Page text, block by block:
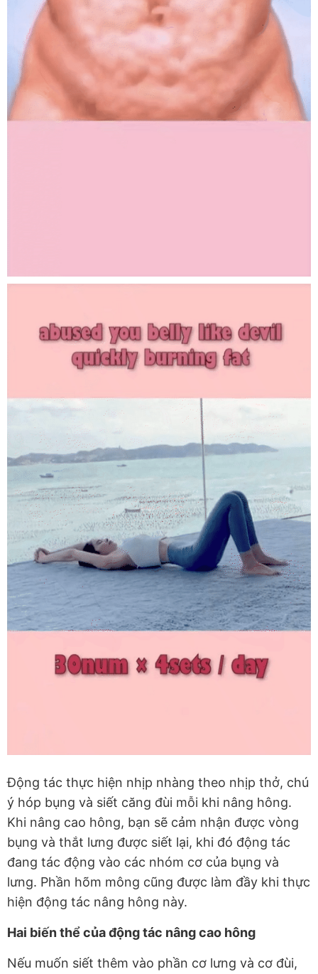
Động tác thực hiện nhịp nhàng theo nhịp thở, chú
ý hóp bụng và siết căng đùi mỗi khi nâng hông.
Khi nâng cao hông, bạn sẽ cảm nhận được vòng
bụng và thắt lưng được siết lại, khi đó động tác
đang tác động vào các nhóm cơ của bụng và
lưng. Phần hõm mông cũng được làm đầy khi thực
hiện động tác nâng hông này.
Hai biến thể của động tác nâng cao hông
Nếu muốn siết thêm vào phần cơ lưng và cơ đùi,